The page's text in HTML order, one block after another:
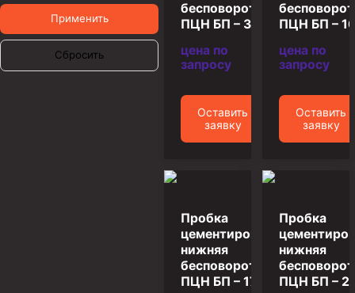
Муфта ОТТМ 146
Муфта БТС 324
Применить
Сбросить
бесповоротная
ПЦН БП – 324
цена по
запросу
Оставить
заявку
ПЦН БП –
цена по
запросу
Оставить
заявку
Пробка
цементировочная
нижняя
бесповоротная
ПЦН БП – 178
Пробка
нижняя
ПЦН БП –